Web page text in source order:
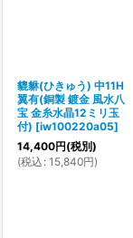
貔貅(ひきゅう) 中11H
翼有(銅製 鍍金 風水八
宝 金糸水晶12ミリ玉
付) [iw100220a05]
14,400円(税別)
(税込 : 15,840円)